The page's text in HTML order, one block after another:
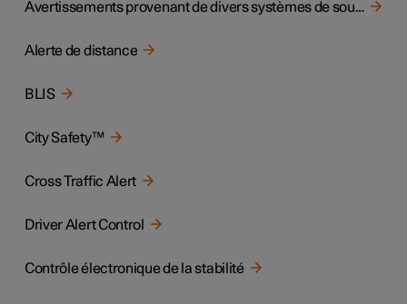
Avertissements provenant de divers systèmes de soutien au conducteur
Alerte de distance
BLIS
City Safety™
Cross Traffic Alert
Driver Alert Control
Contrôle électronique de la stabilité